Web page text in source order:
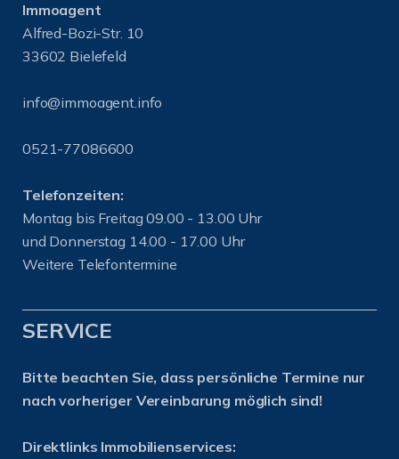
Immoagent
Alfred-Bozi-Str. 10
33602 Bielefeld
info@immoagent.info
0521-77086600
Telefonzeiten:
Montag bis Freitag 09.00 - 13.00 Uhr
und Donnerstag 14.00 - 17.00 Uhr
Weitere Telefontermine
SERVICE
Bitte beachten Sie, dass persönliche Termine nur
nach vorheriger Vereinbarung möglich sind!
Direktlinks Immobilienservices: